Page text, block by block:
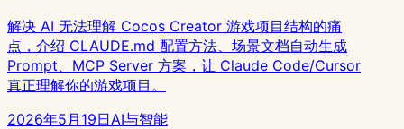
解决 AI 无法理解 Cocos Creator 游戏项目结构的痛
点，介绍 CLAUDE.md 配置方法、场景文档自动生成
Prompt、MCP Server 方案，让 Claude Code/Cursor
真正理解你的游戏项目。
2026年5月19日AI与智能